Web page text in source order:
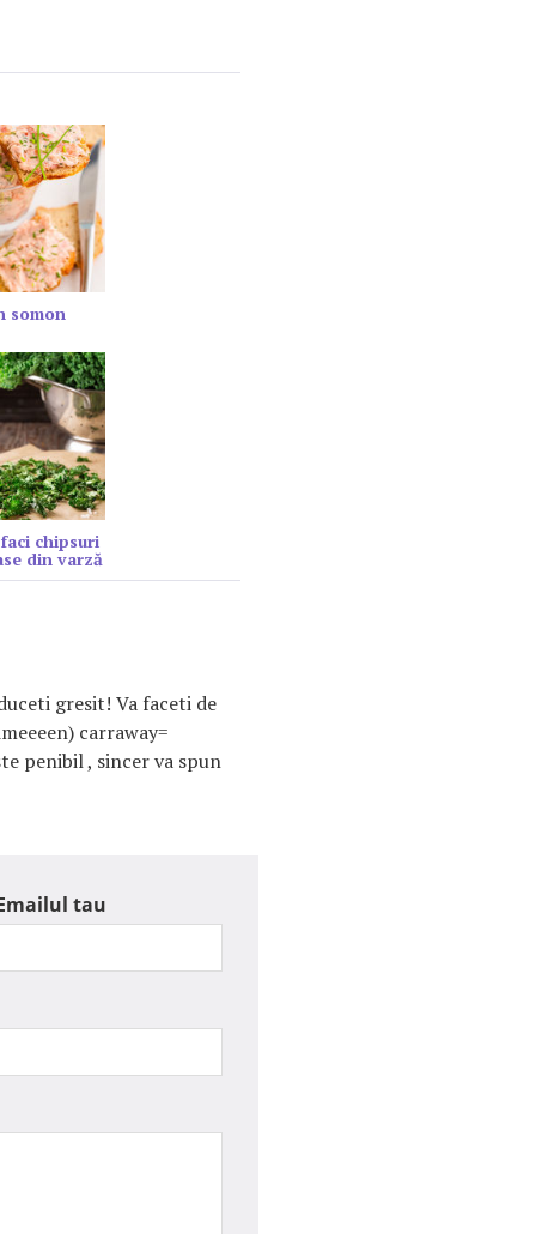
somon
chipsuri
din varză
gresit! Va faceti de
carraway=
penibil , sincer va spun
tau